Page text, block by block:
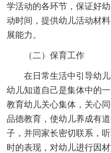
学活动的各环节，保证好
动时间，提供幼儿活动材
展能力。
（二）保育工作
在日常生活中引导幼
幼儿知道自己是集体中的
教育幼儿关心集体，关心
品德教育，使幼儿养成有
子，并同家长密切联系，
时的表现，对幼儿进行因